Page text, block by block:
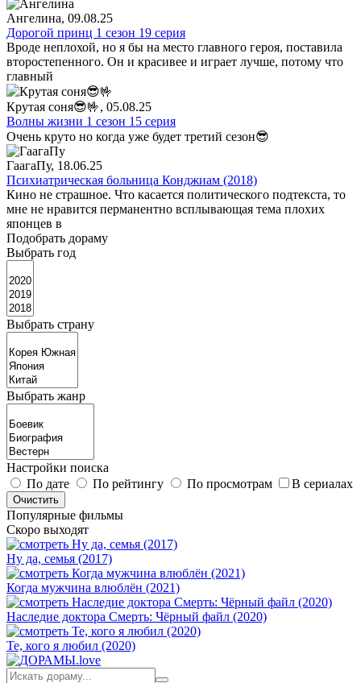
Ангелина, 09.08.25
Дорогой принц 1 сезон 19 серия
Вроде неплохой, но я бы на место главного героя, поставила
второстепенного. Он и красивее и играет лучше, потому что
главный
Крутая соня😎🤟, 05.08.25
Волны жизни 1 сезон 15 серия
Очень круто но когда уже будет третий сезон😎
ГаагаПу, 18.06.25
Психиатрическая больница Конджиам (2018)
Кино не страшное. Что касается политического подтекста, то
мне не нравится перманентно всплывающая тема плохих
японцев в
Подобрать дораму
Выбрать год
Выбрать страну
Выбрать жанр
Настройки поиска
По дате
По рейтингу По просмотрам В сериалах
Популярные фильмы
Скоро выходят
Ну да, семья (2017)
Когда мужчина влюблён (2021)
Наследие доктора Смерть: Чёрный файл (2020)
Те, кого я любил (2020)